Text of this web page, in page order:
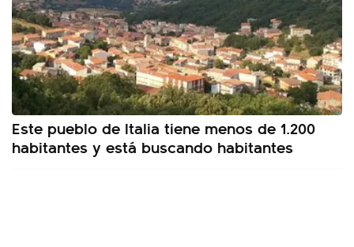
Este pueblo de Italia tiene menos de 1.200
habitantes y está buscando habitantes